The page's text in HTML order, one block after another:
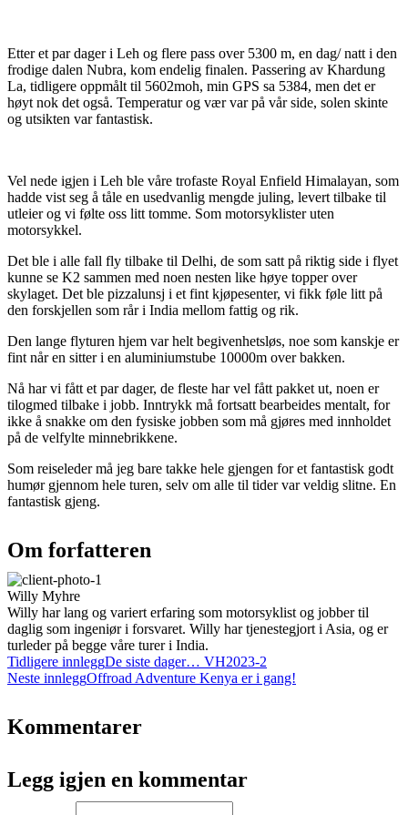
Etter et par dager i Leh og flere pass over 5300 m, en dag/ natt i den
frodige dalen Nubra, kom endelig finalen. Passering av Khardung
La, tidligere oppmålt til 5602moh, min GPS sa 5384, men det er
høyt nok det også. Temperatur og vær var på vår side, solen skinte
og utsikten var fantastisk.
Vel nede igjen i Leh ble våre trofaste Royal Enfield Himalayan, som
hadde vist seg å tåle en usedvanlig mengde juling, levert tilbake til
utleier og vi følte oss litt tomme. Som motorsyklister uten
motorsykkel.
Det ble i alle fall fly tilbake til Delhi, de som satt på riktig side i flyet
kunne se K2 sammen med noen nesten like høye topper over
skylaget. Det ble pizzalunsj i et fint kjøpesenter, vi fikk føle litt på
den forskjellen som rår i India mellom fattig og rik.
Den lange flyturen hjem var helt begivenhetsløs, noe som kanskje er
fint når en sitter i en aluminiumstube 10000m over bakken.
Nå har vi fått et par dager, de fleste har vel fått pakket ut, noen er
tilogmed tilbake i jobb. Inntrykk må fortsatt bearbeides mentalt, for
ikke å snakke om den fysiske jobben som må gjøres med innholdet
på de velfylte minnebrikkene.
Som reiseleder må jeg bare takke hele gjengen for et fantastisk godt
humør gjennom hele turen, selv om alle til tider var veldig slitne. En
fantastisk gjeng.
Om forfatteren
Willy Myhre
Willy har lang og variert erfaring som motorsyklist og jobber til
daglig som ingeniør i forsvaret. Willy har tjenestegjort i Asia, og er
turleder på begge våre turer i India.
Tidligere innleggDe siste dager… VH2023-2
Neste innleggOffroad Adventure Kenya er i gang!
Kommentarer
Legg igjen en kommentar